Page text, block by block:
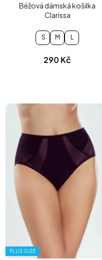
Béžová dámská košilka
Clarissa
S M L
290 Kč
PLUS SIZE